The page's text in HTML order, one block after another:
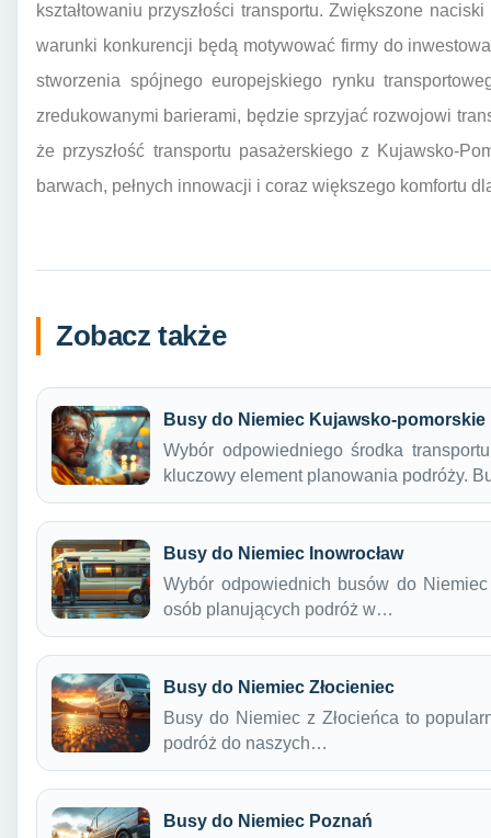
kształtowaniu przyszłości transportu. Zwiększone
warunki konkurencji będą motywować firmy do
stworzenia spójnego europejskiego rynku
zredukowanymi barierami, będzie sprzyjać rozwojowi
że przyszłość transportu pasażerskiego z Kujawsko-
barwach, pełnych innowacji i coraz większego komfortu
Zobacz także
Busy do Niemiec Kujawsko-pomorskie
Wybór odpowiedniego środka
kluczowy element planowania podróży.
Busy do Niemiec Inowrocław
Wybór odpowiednich busów do
osób planujących podróż w…
Busy do Niemiec Złocieniec
Busy do Niemiec z Złocieńca to
podróż do naszych…
Busy do Niemiec Poznań